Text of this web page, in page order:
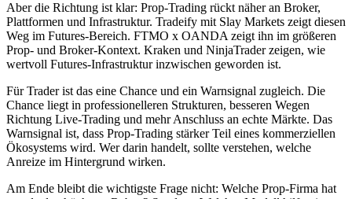
Aber die Richtung ist klar: Prop-Trading rückt näher an Broker,
Plattformen und Infrastruktur. Tradeify mit Slay Markets zeigt diesen
Weg im Futures-Bereich. FTMO x OANDA zeigt ihn im größeren
Prop- und Broker-Kontext. Kraken und NinjaTrader zeigen, wie
wertvoll Futures-Infrastruktur inzwischen geworden ist.
Für Trader ist das eine Chance und ein Warnsignal zugleich. Die
Chance liegt in professionelleren Strukturen, besseren Wegen
Richtung Live-Trading und mehr Anschluss an echte Märkte. Das
Warnsignal ist, dass Prop-Trading stärker Teil eines kommerziellen
Ökosystems wird. Wer darin handelt, sollte verstehen, welche
Anreize im Hintergrund wirken.
Am Ende bleibt die wichtigste Frage nicht: Welche Prop-Firma hat